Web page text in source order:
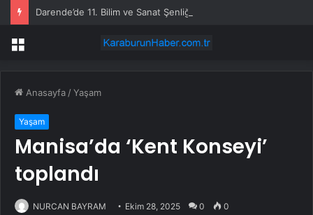
Darende’de 11. Bilim ve Sanat Şenliği
Menü
Anasayfa /Yaşam
Yaşam
Manisa’da ‘Kent Konseyi’
toplandı
NURCAN BAYRAM Ekim 28, 2025 0 0